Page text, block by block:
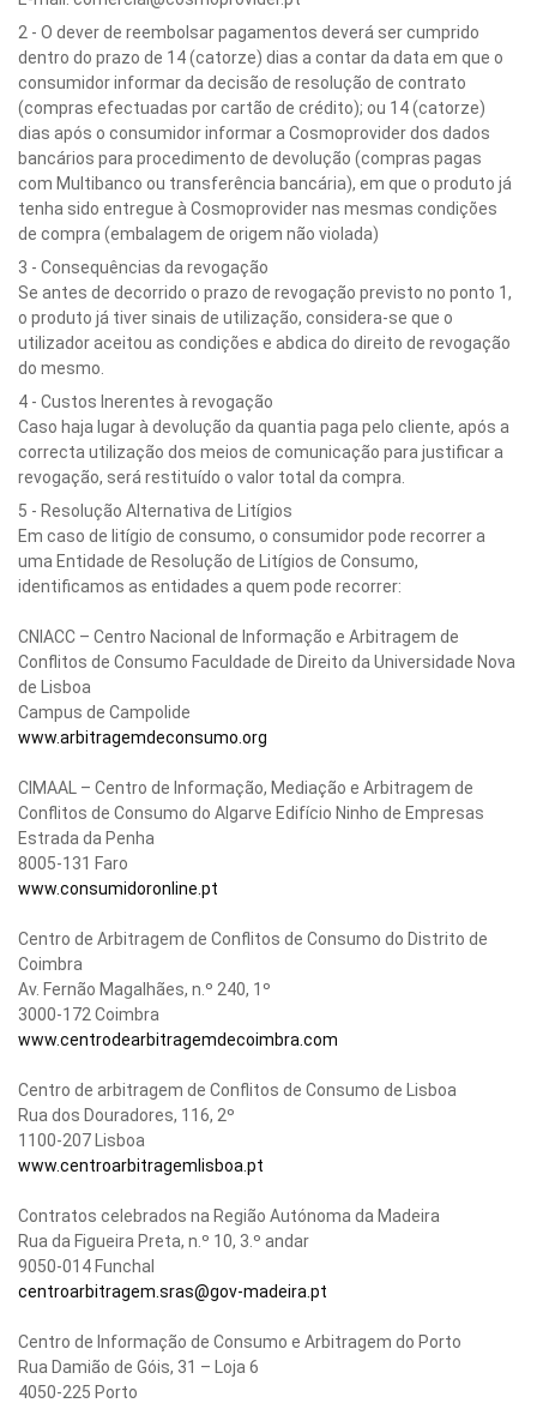
2 - O dever de reembolsar pagamentos deverá ser cumprido
dentro do prazo de 14 (catorze) dias a contar da data em que o
consumidor informar da decisão de resolução de contrato
(compras efectuadas por cartão de crédito); ou 14 (catorze)
dias após o consumidor informar a Cosmoprovider dos dados
bancários para procedimento de devolução (compras pagas
com Multibanco ou transferência bancária), em que o produto já
tenha sido entregue à Cosmoprovider nas mesmas condições
de compra (embalagem de origem não violada)
3 - Consequências da revogação
Se antes de decorrido o prazo de revogação previsto no ponto 1,
o produto já tiver sinais de utilização, considera-se que o
utilizador aceitou as condições e abdica do direito de revogação
do mesmo.
4 - Custos Inerentes à revogação
Caso haja lugar à devolução da quantia paga pelo cliente, após a
correcta utilização dos meios de comunicação para justificar a
revogação, será restituído o valor total da compra.
5 - Resolução Alternativa de Litígios
Em caso de litígio de consumo, o consumidor pode recorrer a
uma Entidade de Resolução de Litígios de Consumo,
identificamos as entidades a quem pode recorrer:
CNIACC – Centro Nacional de Informação e Arbitragem de
Conflitos de Consumo Faculdade de Direito da Universidade Nova
de Lisboa
Campus de Campolide
www.arbitragemdeconsumo.org
CIMAAL – Centro de Informação, Mediação e Arbitragem de
Conflitos de Consumo do Algarve Edifício Ninho de Empresas
Estrada da Penha
8005-131 Faro
www.consumidoronline.pt
Centro de Arbitragem de Conflitos de Consumo do Distrito de
Coimbra
Av. Fernão Magalhães, n.º 240, 1º
3000-172 Coimbra
www.centrodearbitragemdecoimbra.com
Centro de arbitragem de Conflitos de Consumo de Lisboa
Rua dos Douradores, 116, 2º
1100-207 Lisboa
www.centroarbitragemlisboa.pt
Contratos celebrados na Região Autónoma da Madeira
Rua da Figueira Preta, n.º 10, 3.º andar
9050-014 Funchal
centroarbitragem.sras@gov-madeira.pt
Centro de Informação de Consumo e Arbitragem do Porto
Rua Damião de Góis, 31 – Loja 6
4050-225 Porto